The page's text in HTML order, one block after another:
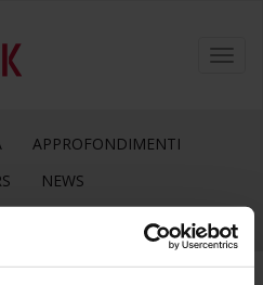
APPROFONDIMENTI
NEWS